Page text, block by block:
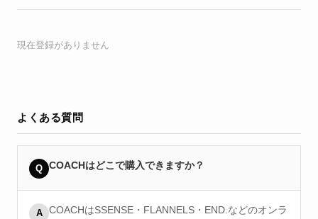
現在登録がありません
よくある質問
Q COACHはどこで購入できますか？
A
COACHはSSENSE・FLANNELS・END.などのオンラ